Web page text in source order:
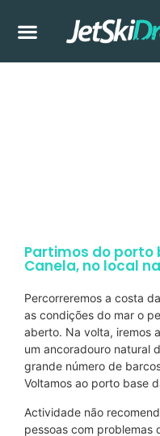
Partimos do porto
Canela, no local
Percorreremos a costa
as condições do mar o
aberto. Na volta, iremos
um ancoradouro natural
grande número de
Voltamos ao porto base
Actividade não
pessoas com problemas